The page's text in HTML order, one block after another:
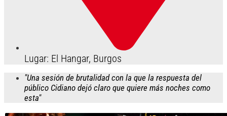
Lugar: El Hangar, Burgos
"Una sesión de brutalidad con la que la respuesta del
público Cidiano dejó claro que quiere más noches como
esta"